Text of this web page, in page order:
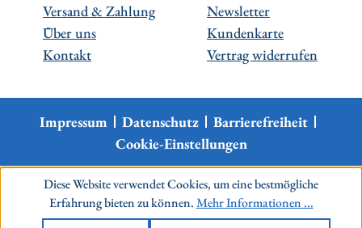
Versand & Zahlung
Über uns
Kontakt
Newsletter
Kundenkarte
Vertrag widerrufen
Impressum Datenschutz
Barrierefreiheit
Cookie-Einstellungen
Diese Website verwendet Cookies, um eine bestmögliche
Erfahrung bieten zu können.Mehr Informationen ...